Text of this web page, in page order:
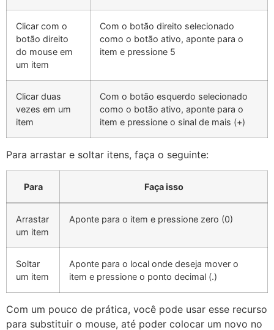
Clicar com o
botão direito
do mouse em
um item
Com o botão direito selecionado
como o botão ativo, aponte para o
item e pressione 5
Clicar duas
vezes em um
item
Com o botão esquerdo selecionado
como o botão ativo, aponte para o
item e pressione o sinal de mais (+)
Para arrastar e soltar itens, faça o seguinte:
Para Faça isso
Arrastar
um item
Aponte para o item e pressione zero (0)
Soltar
um item
Aponte para o local onde deseja mover o
item e pressione o ponto decimal (.)
Com um pouco de prática, você pode usar esse recurso
para substituir o mouse, até poder colocar um novo no